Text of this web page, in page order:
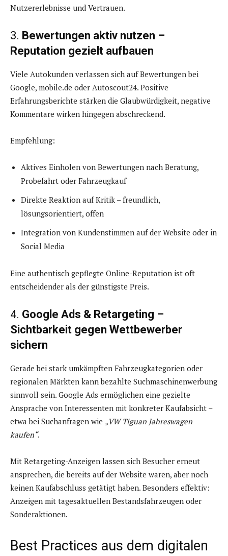
Nutzererlebnisse und Vertrauen.
3. Bewertungen aktiv nutzen –
Reputation gezielt aufbauen
Viele Autokunden verlassen sich auf Bewertungen bei
Google, mobile.de oder Autoscout24. Positive
Erfahrungsberichte stärken die Glaubwürdigkeit, negative
Kommentare wirken hingegen abschreckend.
Empfehlung:
Aktives Einholen von Bewertungen nach Beratung,
Probefahrt oder Fahrzeugkauf
Direkte Reaktion auf Kritik – freundlich,
lösungsorientiert, offen
Integration von Kundenstimmen auf der Website oder in
Social Media
Eine authentisch gepflegte Online-Reputation ist oft
entscheidender als der günstigste Preis.
4. Google Ads & Retargeting –
Sichtbarkeit gegen Wettbewerber
sichern
Gerade bei stark umkämpften Fahrzeugkategorien oder
regionalen Märkten kann bezahlte Suchmaschinenwerbung
sinnvoll sein. Google Ads ermöglichen eine gezielte
Ansprache von Interessenten mit konkreter Kaufabsicht –
etwa bei Suchanfragen wie „VW Tiguan Jahreswagen
kaufen“.
Mit Retargeting-Anzeigen lassen sich Besucher erneut
ansprechen, die bereits auf der Website waren, aber noch
keinen Kaufabschluss getätigt haben. Besonders effektiv:
Anzeigen mit tagesaktuellen Bestandsfahrzeugen oder
Sonderaktionen.
Best Practices aus dem digitalen